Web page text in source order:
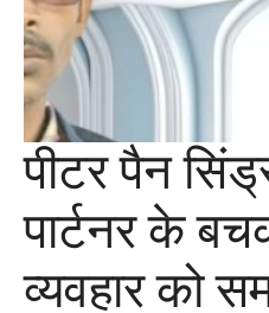
पीटर पैन
पार्टनर के
व्यवहार को